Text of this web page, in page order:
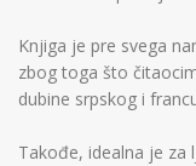
Knjiga je pre svega
zbog toga što
dubine srpskog i
Takođe, idealna je za